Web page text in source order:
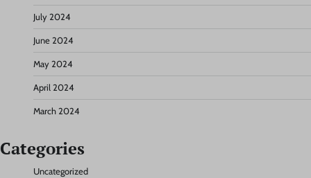
July 2024
June 2024
May 2024
April 2024
March 2024
Categories
Uncategorized